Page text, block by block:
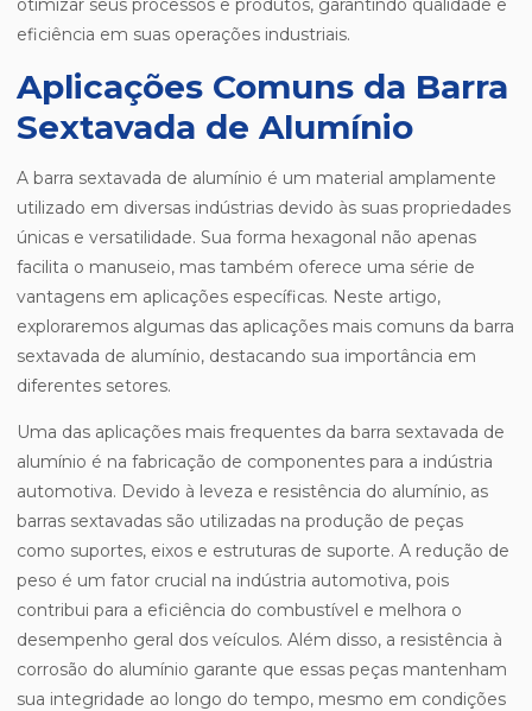
otimizar seus processos e produtos, garantindo qualidade e
eficiência em suas operações industriais.
Aplicações Comuns da Barra
Sextavada de Alumínio
A barra sextavada de alumínio é um material amplamente
utilizado em diversas indústrias devido às suas propriedades
únicas e versatilidade. Sua forma hexagonal não apenas
facilita o manuseio, mas também oferece uma série de
vantagens em aplicações específicas. Neste artigo,
exploraremos algumas das aplicações mais comuns da barra
sextavada de alumínio, destacando sua importância em
diferentes setores.
Uma das aplicações mais frequentes da barra sextavada de
alumínio é na fabricação de componentes para a indústria
automotiva. Devido à leveza e resistência do alumínio, as
barras sextavadas são utilizadas na produção de peças
como suportes, eixos e estruturas de suporte. A redução de
peso é um fator crucial na indústria automotiva, pois
contribui para a eficiência do combustível e melhora o
desempenho geral dos veículos. Além disso, a resistência à
corrosão do alumínio garante que essas peças mantenham
sua integridade ao longo do tempo, mesmo em condições